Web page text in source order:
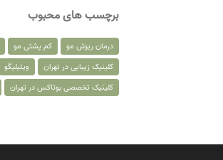
برچسب های محبوب
درمان ریزش مو کم پشتی مو
کلینیک زیبایی در تهران
ویتیلیگو
کلینیک تخصصی بوتاکس در تهران